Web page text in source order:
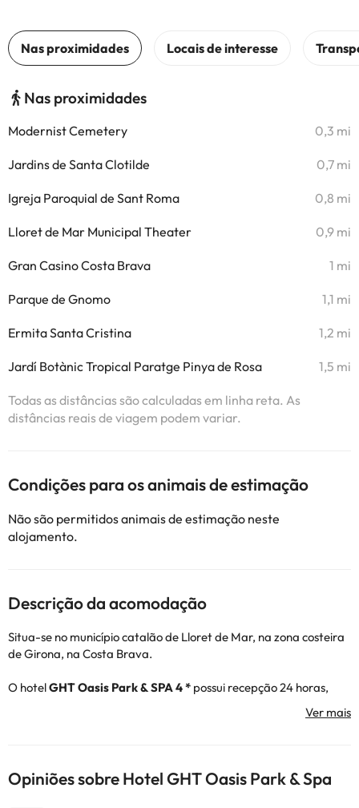
Nas proximidades
Modernist Cemetery 0,3 mi
Jardins de Santa Clotilde 0,7 mi
Igreja Paroquial de Sant Roma 0,8 mi
Lloret de Mar Municipal Theater 0,9 mi
Gran Casino Costa Brava 1 mi
Parque de Gnomo 1,1 mi
Ermita Santa Cristina 1,2 mi
Jardí Botànic Tropical Paratge Pinya de Rosa 1,5 mi
Todas as distâncias são calculadas em linha reta. As
distâncias reais de viagem podem variar.
Condições para os animais de estimação
Não são permitidos animais de estimação neste
alojamento.
Descrição da acomodação
Situa-se no município catalão de Lloret de Mar, na zona costeira
de Girona, na Costa Brava.
O hotelGHT Oasis Park & SPA 4 * possui recepção 24 horas,
serviço de restaurante, conexão Wi-Fi gratuita em todo o hotel e
estacionamento (pago). Tem ainda uma piscina exterior para se
actividades que o hotel oferece, para que a sua estadia seja a
melhor possível :)
Opiniões sobre Hotel GHT Oasis Park & Spa